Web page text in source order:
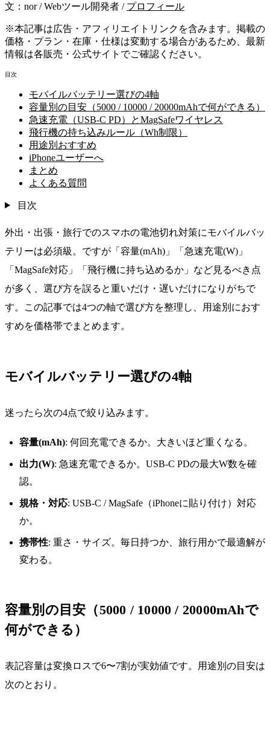
文： nor /Webツール開発者 / プロフィール
※本記事は広告・アフィリエイトリンクを含みます。掲載の
価格・プラン・在庫・仕様は変動する場合があるため、最新
情報は各販売・公式サイトでご確認ください。
目次
モバイルバッテリー選びの4軸
容量別の目安（5000 / 10000 / 20000mAhで何ができる）
急速充電（USB-C PD）とMagSafeワイヤレス
飛行機の持ち込みルール（Wh制限）
用途別おすすめ
iPhoneユーザーへ
まとめ
よくある質問
目次
外出・出張・旅行でのスマホの電池切れ対策にモバイルバッ
テリーは必須級。ですが「容量(mAh)」「急速充電(W)」
「MagSafe対応」「飛行機に持ち込めるか」など見るべき点
が多く、選び方を誤ると重いだけ・遅いだけになりがちで
す。この記事では4つの軸で選び方を整理し、用途別におす
すめを価格帯でまとめます。
モバイルバッテリー選びの4軸
迷ったら次の4点で絞り込みます。
容量(mAh): 何回充電できるか。大きいほど重くなる。
出力(W): 急速充電できるか。USB-C PDの最大W数を確
認。
規格・対応: USB-C / MagSafe（iPhoneに貼り付け）対応
か。
携帯性: 重さ・サイズ。毎日持つか、旅行用かで最適解が
変わる。
容量別の目安（5000 / 10000 / 20000mAhで
何ができる）
表記容量は変換ロスで6〜7割が実効値です。用途別の目安は
次のとおり。